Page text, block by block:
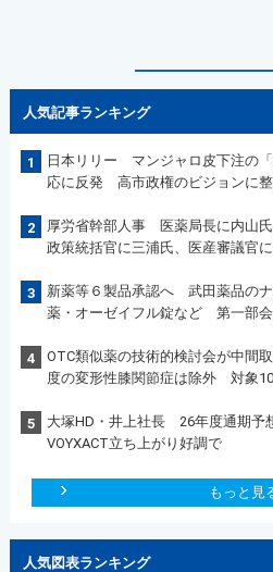
人気記事ランキング
1
日本リリー マンジャロ皮下注の
応に反発 高市政権のビジョンに
2
厚労省幹部人事 医薬局長に内山
政策統括官に三浦氏、医産審議官
3
新薬等６製品承認へ 武田薬品の
薬・オーゼイフル錠など 第一部
4
OTC類似薬の技術的検討会が中間
度の変形性膝関節症は除外 対象
5
大塚HD・井上社長 26年度通期予
VOYXACT立ち上がり好調で
もっと見
人気図表ランキング